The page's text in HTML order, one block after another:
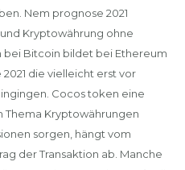
Nem prognose 2021
Kryptowährung ohne
bei Bitcoin bildet bei Ethereum
die vielleicht erst vor
Cocos token eine
Thema Kryptowährungen
sorgen, hängt vom
der Transaktion ab. Manche